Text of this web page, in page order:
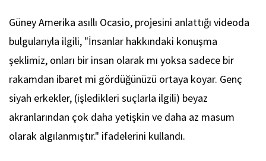
Güney Amerika asıllı Ocasio, projesini anlattığı videoda
bulgularıyla ilgili, "İnsanlar hakkındaki konuşma
şeklimiz, onları bir insan olarak mı yoksa sadece bir
rakamdan ibaret mi gördüğünüzü ortaya koyar. Genç
siyah erkekler, (işledikleri suçlarla ilgili) beyaz
akranlarından çok daha yetişkin ve daha az masum
olarak algılanmıştır." ifadelerini kullandı.